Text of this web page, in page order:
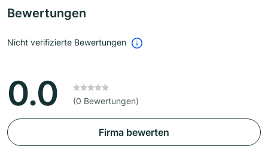
Bewertungen
Nicht verifizierte Bewertungen
0.0 (0 Bewertungen)
Firma bewerten